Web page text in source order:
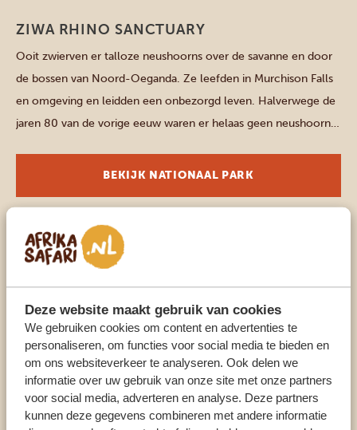
Deze website maakt gebruik van cookies
We gebruiken cookies om content en advertenties te
personaliseren, om functies voor social media te bieden en
om ons websiteverkeer te analyseren. Ook delen we
informatie over uw gebruik van onze site met onze partners
voor social media, adverteren en analyse. Deze partners
kunnen deze gegevens combineren met andere informatie
ZIWA RHINO SANCTUARY
Ooit zwierven er talloze neushoorns over de savanne en door
de bossen van Noord-Oeganda. Ze leefden in Murchison Falls
en omgeving en leidden een onbezorgd leven. Halverwege de
jaren 80 van de vorige eeuw waren er helaas geen neushoorns
park is daarmee nogal grimmig, maar het […]
BEKIJK NATIONAAL PARK
KAMPALA
van Oeganda die je moet zien. Deze fascinerende stad is
gelegen in het hart van Oost-Afrika en heeft veel te bieden
voor reizigers die op zoek zijn naar een unieke en avontuurlijke
ervaring. Kampala heeft een lange en rijke geschiedenis die
teruggaat tot de 19e eeuw. […]
BEKIJK NATIONAAL PARK